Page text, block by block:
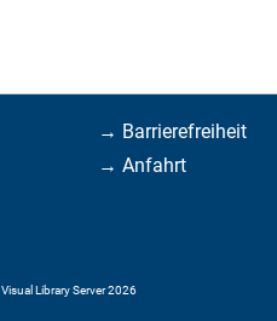
→ Barrierefreiheit
→ Anfahrt
Visual Library Server 2026